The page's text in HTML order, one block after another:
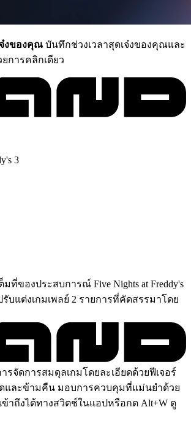
จ๋งของคุณ บันทึกช่วงเวลาสุดเจ๋งของคุณและ
การคลิกเดียว
3
ที่ของประสบการณ์ Five Nights at Freddy's
บแต่งเกมเพลย์ 2 รายการที่คัดสรรมาโดย
รจัดการสมดุลเกมโดยละเอียดด้วยฟีเจอร์
และข้ามคืน มอบการควบคุมที่แม่นยำด้วย
าถึงได้ทางสวิตช์ในแอปหรือกด Alt+W ดู